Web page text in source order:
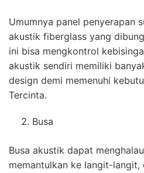
Umumnya panel penyerapan
akustik fiberglass yang
ini bisa mengkontrol
akustik sendiri memiliki
design demi memenuhi
Tercinta.
Busa
Busa akustik dapat
memantulkan ke langit-langit,